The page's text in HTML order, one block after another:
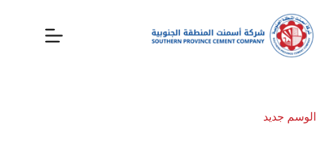
الوسم جديد